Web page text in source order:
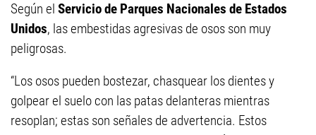
Según el Servicio de Parques Nacionales de Estados
Unidos, las embestidas agresivas de osos son muy
peligrosas.
“Los osos pueden bostezar, chasquear los dientes y
golpear el suelo con las patas delanteras mientras
resoplan; estas son señales de advertencia. Estos